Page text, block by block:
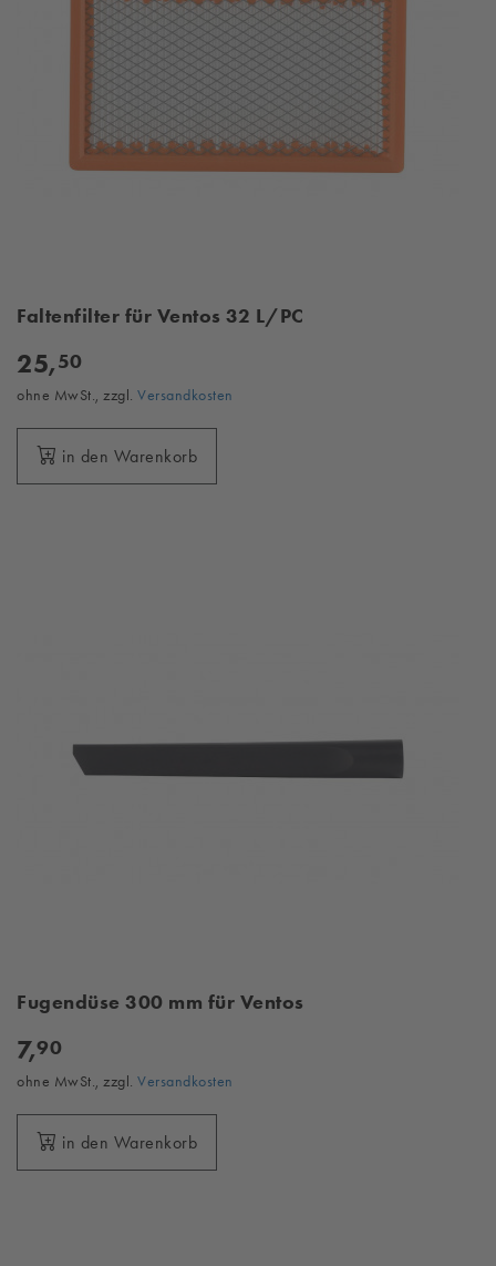
Faltenfilter für Ventos 32 L/PC
25,50
ohne MwSt., zzgl. Versandkosten
in den Warenkorb
Fugendüse 300 mm für Ventos
7,90
ohne MwSt., zzgl. Versandkosten
in den Warenkorb